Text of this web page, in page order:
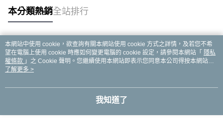
本分類熱銷全站排行
熱門標籤
本網站中使用 cookie，欲查詢有關本網站使用 cookie 方式之詳情，及若您不希
望在電腦上使用 cookie 時應如何變更電腦的 cookie 設定，請參閱本網站「 隱私
權條款 」之 Cookie 聲明。您繼續使用本網站即表示您同意本公司得按本網站使
用條款之 Cookie 聲明使用 cookie。
了解更多 >
我知道了